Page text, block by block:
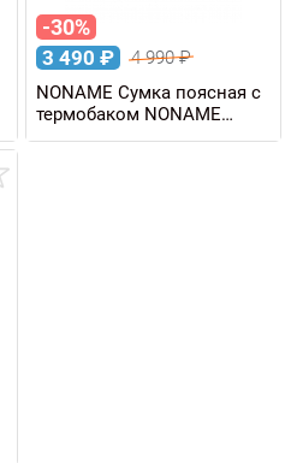
-30%
3 490 ₽ 4 990₽
NONAME Сумка поясная с
термобаком NONAME
THERMO BELT 1 л